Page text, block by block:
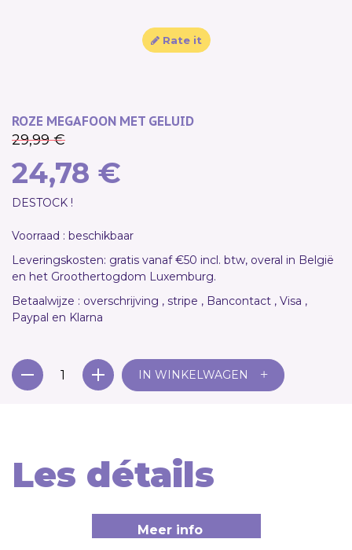
Rate it
ROZE MEGAFOON MET GELUID
29,99 €
24,78 €
DESTOCK !
Voorraad : beschikbaar
Leveringskosten: gratis vanaf €50 incl. btw, overal in België
en het Groothertogdom Luxemburg.
Betaalwijze : overschrijving , stripe , Bancontact , Visa ,
Paypal en Klarna
IN WINKELWAGEN +
Les détails
Meer info